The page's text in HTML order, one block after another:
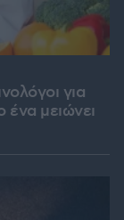
για
μειώνει